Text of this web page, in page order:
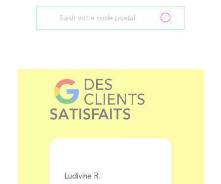
DES
CLIENTS
SATISFAITS
Ludivine R.